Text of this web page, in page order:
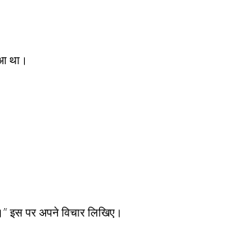
था।
इस पर अपने विचार लिखिए।